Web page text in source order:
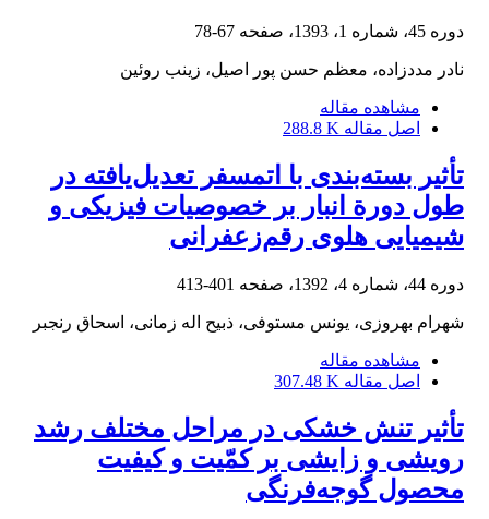
دوره 45، شماره 1، 1393، صفحه 67-78
نادر مددزاده، معظم حسن پور اصیل، زینب روئین
مشاهده مقاله
اصل مقاله 288.8 K
تأثیر‌‌ بسته‌بندی با اتمسفر تعدیل‌یافته در
طول دورة انبار بر خصوصیات فیزیکی و
شیمیایی هلوی رقم‌زعفرانی
دوره 44، شماره 4، 1392، صفحه 401-413
شهرام بهروزی، یونس مستوفی، ذبیح اله زمانی، اسحاق رنجبر
مشاهده مقاله
اصل مقاله 307.48 K
تأثیر تنش خشکی در مراحل مختلف رشد
رویشی و زایشی بر کمّیت و کیفیت
محصول گوجه‌فرنگی